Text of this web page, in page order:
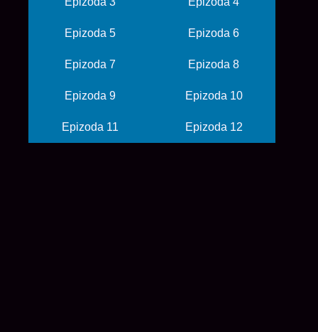
Epizoda 5 Epizoda 6
Epizoda 7 Epizoda 8
Epizoda 9 Epizoda 10
Epizoda 11 Epizoda 12